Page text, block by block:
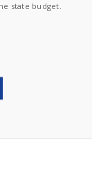
state budget.